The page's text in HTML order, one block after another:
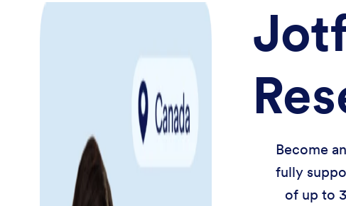
Become
fully
of up to